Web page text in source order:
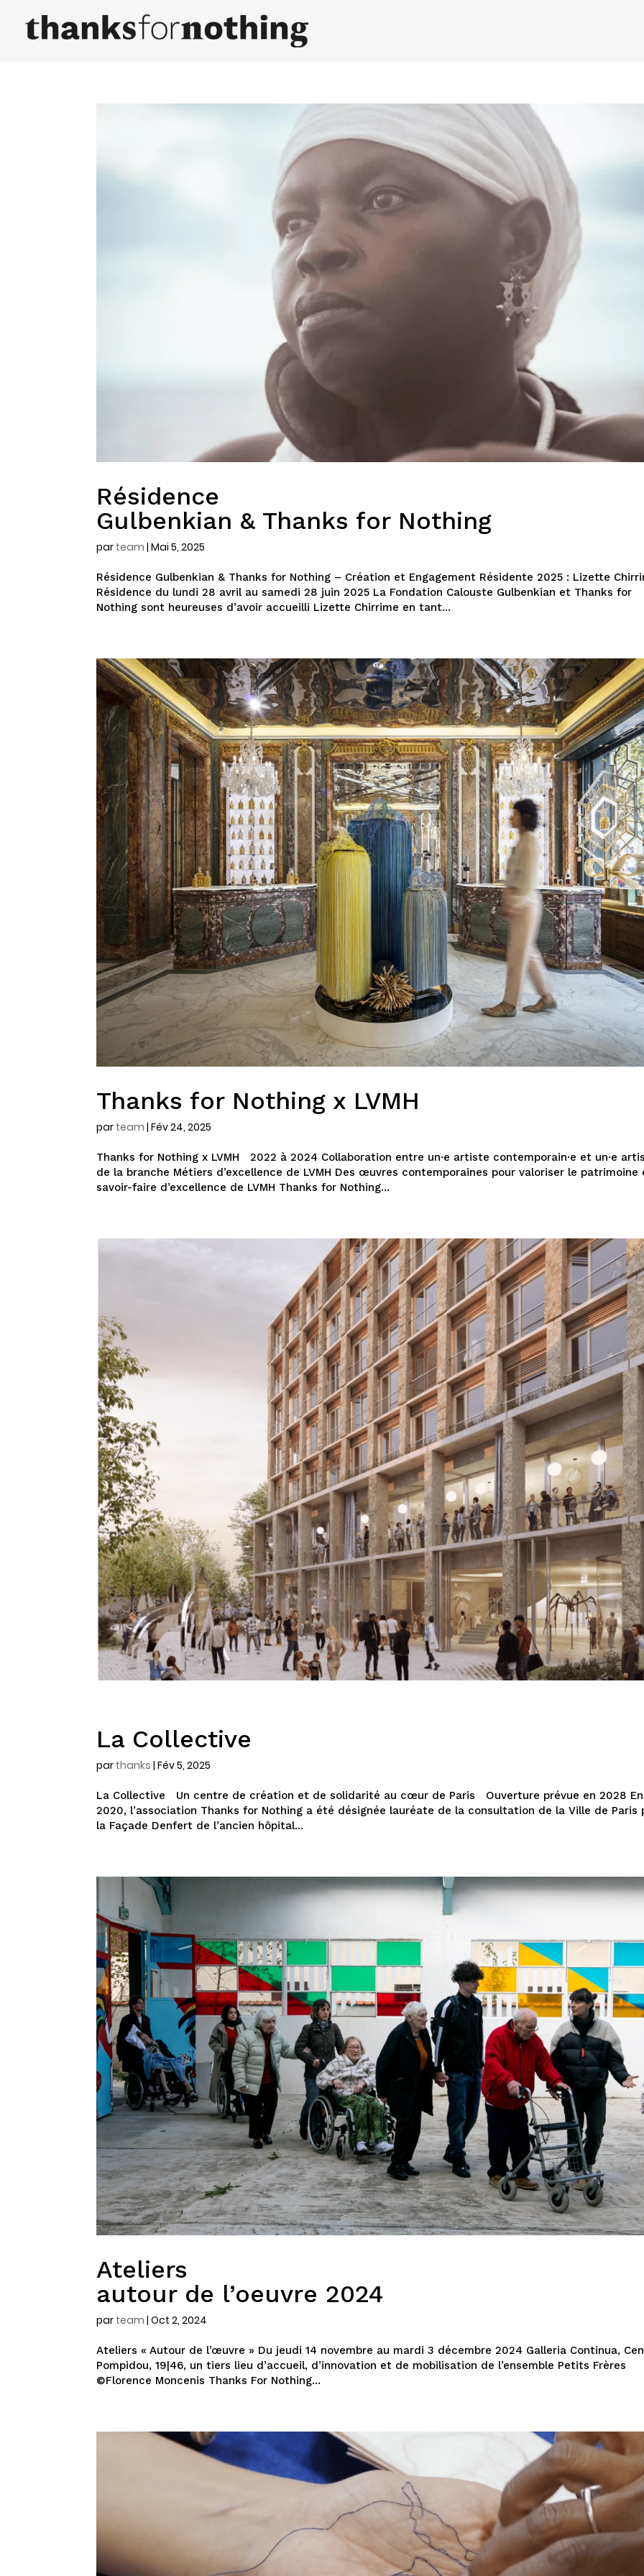
Résidence
Gulbenkian & Thanks for Nothing
par team |Mai 5, 2025
Résidence Gulbenkian & Thanks for Nothing – Création et Engagement Résidente 2025 : Lizette
Résidence du lundi 28 avril au samedi 28 juin 2025 La Fondation Calouste Gulbenkian et Thanks for
Nothing sont heureuses d’avoir accueilli Lizette Chirrime en tant...
Thanks for Nothing x LVMH
par team |Fév 24, 2025
Thanks for Nothing x LVMH 2022 à 2024 Collaboration entre un·e artiste contemporain·e et un·e
de la branche Métiers d’excellence de LVMH Des œuvres contemporaines pour valoriser le patrimoine
savoir-faire d’excellence de LVMH Thanks for Nothing...
La Collective
par thanks |Fév 5, 2025
La Collective Un centre de création et de solidarité au cœur de Paris Ouverture prévue en 2028 En
2020, l’association Thanks for Nothing a été désignée lauréate de la consultation de la Ville de Paris
la Façade Denfert de l’ancien hôpital...
Ateliers
autour de l’oeuvre 2024
par team |Oct 2, 2024
Ateliers « Autour de l’œuvre » Du jeudi 14 novembre au mardi 3 décembre 2024 Galleria Continua,
Pompidou, 19|46, un tiers lieu d’accueil, d’innovation et de mobilisation de l’ensemble Petits Frères
©Florence Moncenis Thanks For Nothing...